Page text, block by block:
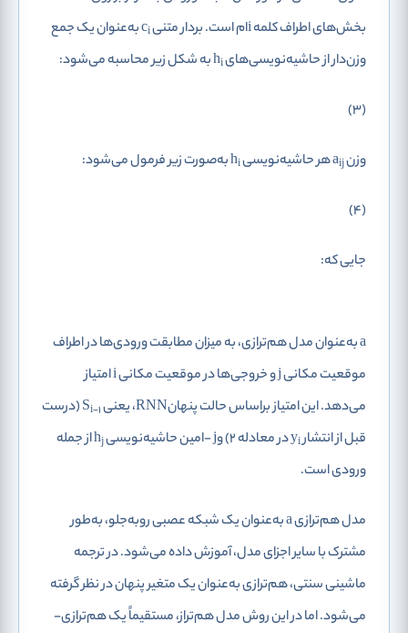
بخش‌های اطراف کلمه iام ‌است. بردار متنی c
i به‌عنوان یک جمع
وزن‌دار از حاشیه‌نویسی‌‌های hi به شکل زیر محاسبه می‌شود:
(3)
وزن aij هر حاشیه‌نویسی hi به‌صورت زیر فرمول می‌شود:
(4)
جایی که:
a به‌عنوان مدل هم‌ترازی، به میزان مطابقت ورودی‌ها در اطراف
موقعیت مکانی j و خروجی‌ها در موقعیت مکانی i امتیاز
می‌دهد. این امتیاز براساس حالت پنهانRNN، یعنی S
i-1
(درست
قبل از انتشار yi در معادله 2) وj -امین حاشیه‌نویسی h j از جمله
ورودی است.
مدل هم‌ترازی a به‌عنوان یک شبکه عصبی روبه‌جلو، به‌طور
مشترک با سایر اجزای مدل، آموزش داده می‌شود. در ترجمه
ماشینی سنتی، هم‌ترازی به‌عنوان یک متغیر پنهان در نظر گرفته
می‌شود. اما در این روش مدل هم‌تراز، مستقیماً یک هم‌ترازی-